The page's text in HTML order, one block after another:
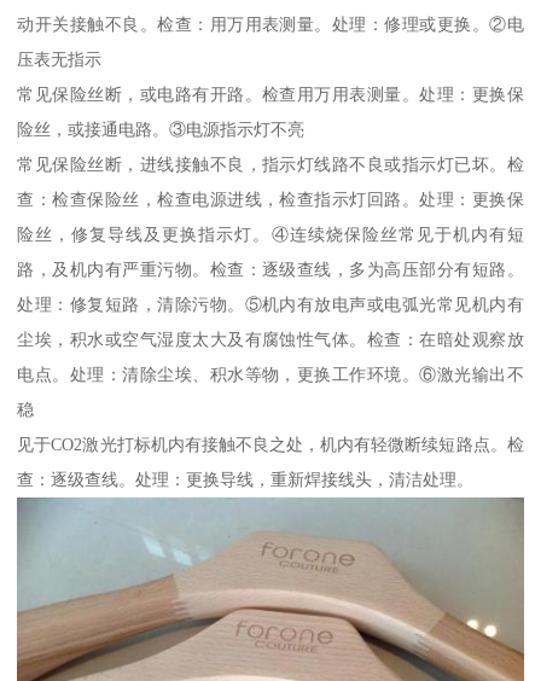
动开关接触不良。检查：用万用表测量。处理：修理或更换。②电
压表无指示
常见保险丝断，或电路有开路。检查用万用表测量。处理：更换保
险丝，或接通电路。③电源指示灯不亮
常见保险丝断，进线接触不良，指示灯线路不良或指示灯已坏。检
查：检查保险丝，检查电源进线，检查指示灯回路。处理：更换保
险丝，修复导线及更换指示灯。④连续烧保险丝常见于机内有短
路，及机内有严重污物。检查：逐级查线，多为高压部分有短路。
处理：修复短路，清除污物。⑤机内有放电声或电弧光常见机内有
尘埃，积水或空气湿度太大及有腐蚀性气体。检查：在暗处观察放
电点。处理：清除尘埃、积水等物，更换工作环境。⑥激光输出不
稳
见于CO2激光打标机内有接触不良之处，机内有轻微断续短路点。检
查：逐级查线。处理：更换导线，重新焊接线头，清洁处理。